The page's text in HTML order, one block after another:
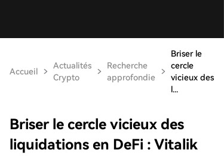
Accueil
Actualités
Crypto
Recherche
approfondie
Briser le
cercle
vicieux des
l...
Briser le cercle vicieux des
liquidations en DeFi : Vitalik